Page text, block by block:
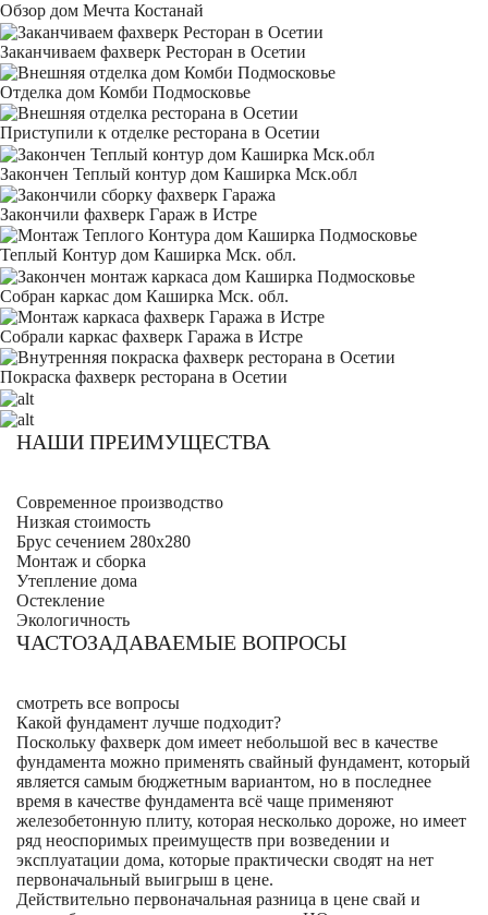
Обзор дом Мечта Костанай
Заканчиваем фахверк Ресторан в Осетии
Отделка дом Комби Подмосковье
Приступили к отделке ресторана в Осетии
Закончен Теплый контур дом Каширка Мск.обл
Закончили фахверк Гараж в Истре
Теплый Контур дом Каширка Мск. обл.
Собран каркас дом Каширка Мск. обл.
Собрали каркас фахверк Гаража в Истре
Покраска фахверк ресторана в Осетии
НАШИ ПРЕИМУЩЕСТВА
Современное производство
Низкая стоимость
Брус сечением 280х280
Монтаж и сборка
Утепление дома
Остекление
Экологичность
ЧАСТОЗАДАВАЕМЫЕ ВОПРОСЫ
смотреть все вопросы
Какой фундамент лучше подходит?
Поскольку фахверк дом имеет небольшой вес в качестве
фундамента можно применять свайный фундамент, который
является самым бюджетным вариантом, но в последнее
время в качестве фундамента всё чаще применяют
железобетонную плиту, которая несколько дороже, но имеет
ряд неоспоримых преимуществ при возведении и
эксплуатации дома, которые практически сводят на нет
первоначальный выигрыш в цене.
Действительно первоначальная разница в цене свай и